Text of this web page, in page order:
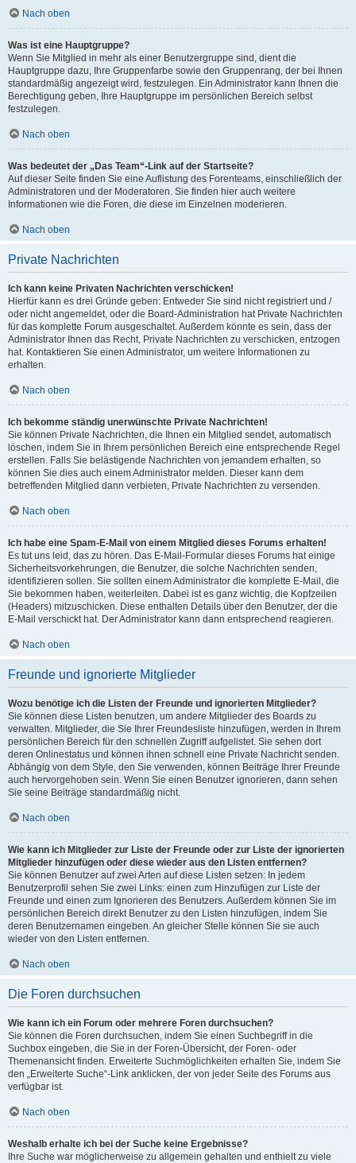
Nach oben
Was ist eine Hauptgruppe?
Wenn Sie Mitglied in mehr als einer Benutzergruppe sind, dient die
Hauptgruppe dazu, Ihre Gruppenfarbe sowie den Gruppenrang, der bei Ihnen
standardmäßig angezeigt wird, festzulegen. Ein Administrator kann Ihnen die
Berechtigung geben, Ihre Hauptgruppe im persönlichen Bereich selbst
festzulegen.
Nach oben
Was bedeutet der „Das Team“-Link auf der Startseite?
Auf dieser Seite finden Sie eine Auflistung des Forenteams, einschließlich der
Administratoren und der Moderatoren. Sie finden hier auch weitere
Informationen wie die Foren, die diese im Einzelnen moderieren.
Nach oben
Private Nachrichten
Ich kann keine Privaten Nachrichten verschicken!
Hierfür kann es drei Gründe geben: Entweder Sie sind nicht registriert und /
oder nicht angemeldet, oder die Board-Administration hat Private Nachrichten
für das komplette Forum ausgeschaltet. Außerdem könnte es sein, dass der
Administrator Ihnen das Recht, Private Nachrichten zu verschicken, entzogen
hat. Kontaktieren Sie einen Administrator, um weitere Informationen zu
erhalten.
Nach oben
Ich bekomme ständig unerwünschte Private Nachrichten!
Sie können Private Nachrichten, die Ihnen ein Mitglied sendet, automatisch
löschen, indem Sie in Ihrem persönlichen Bereich eine entsprechende Regel
erstellen. Falls Sie belästigende Nachrichten von jemandem erhalten, so
können Sie dies auch einem Administrator melden. Dieser kann dem
betreffenden Mitglied dann verbieten, Private Nachrichten zu versenden.
Nach oben
Ich habe eine Spam-E-Mail von einem Mitglied dieses Forums erhalten!
Es tut uns leid, das zu hören. Das E-Mail-Formular dieses Forums hat einige
Sicherheitsvorkehrungen, die Benutzer, die solche Nachrichten senden,
identifizieren sollen. Sie sollten einem Administrator die komplette E-Mail, die
Sie bekommen haben, weiterleiten. Dabei ist es ganz wichtig, die Kopfzeilen
(Headers) mitzuschicken. Diese enthalten Details über den Benutzer, der die
E-Mail verschickt hat. Der Administrator kann dann entsprechend reagieren.
Nach oben
Freunde und ignorierte Mitglieder
Wozu benötige ich die Listen der Freunde und ignorierten Mitglieder?
Sie können diese Listen benutzen, um andere Mitglieder des Boards zu
verwalten. Mitglieder, die Sie Ihrer Freundesliste hinzufügen, werden in Ihrem
persönlichen Bereich für den schnellen Zugriff aufgelistet. Sie sehen dort
deren Onlinestatus und können ihnen schnell eine Private Nachricht senden.
Abhängig von dem Style, den Sie verwenden, können Beiträge Ihrer Freunde
auch hervorgehoben sein. Wenn Sie einen Benutzer ignorieren, dann sehen
Sie seine Beiträge standardmäßig nicht.
Nach oben
Wie kann ich Mitglieder zur Liste der Freunde oder zur Liste der ignorierten
Mitglieder hinzufügen oder diese wieder aus den Listen entfernen?
Sie können Benutzer auf zwei Arten auf diese Listen setzen: In jedem
Benutzerprofil sehen Sie zwei Links: einen zum Hinzufügen zur Liste der
Freunde und einen zum Ignorieren des Benutzers. Außerdem können Sie im
persönlichen Bereich direkt Benutzer zu den Listen hinzufügen, indem Sie
deren Benutzernamen eingeben. An gleicher Stelle können Sie sie auch
wieder von den Listen entfernen.
Nach oben
Die Foren durchsuchen
Wie kann ich ein Forum oder mehrere Foren durchsuchen?
Sie können die Foren durchsuchen, indem Sie einen Suchbegriff in die
Suchbox eingeben, die Sie in der Foren-Übersicht, der Foren- oder
Themenansicht finden. Erweiterte Suchmöglichkeiten erhalten Sie, indem Sie
den „Erweiterte Suche“-Link anklicken, der von jeder Seite des Forums aus
verfügbar ist.
Nach oben
Weshalb erhalte ich bei der Suche keine Ergebnisse?
Ihre Suche war möglicherweise zu allgemein gehalten und enthielt zu viele